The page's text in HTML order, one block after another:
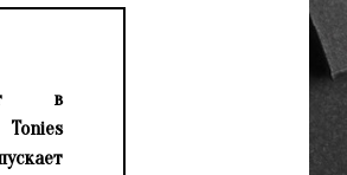
в